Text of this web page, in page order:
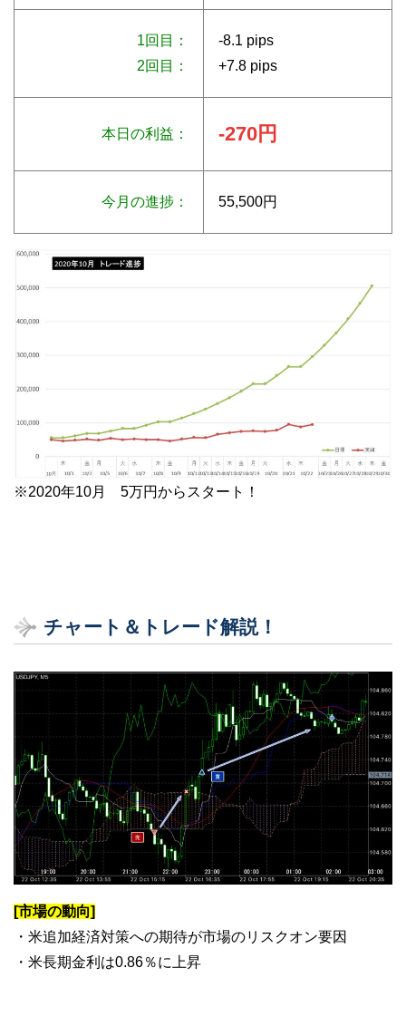
1回目：
2回目：
-8.1 pips
+7.8 pips
本日の利益： -270円
今月の進捗： 55,500円
※2020年10月 5万円からスタート！
チャート＆トレード解説！
[市場の動向]
・米追加経済対策への期待が市場のリスクオン要因
・米長期金利は0.86％に上昇